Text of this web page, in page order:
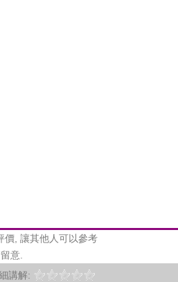
價, 讓其他人可以參考
意.
講解: